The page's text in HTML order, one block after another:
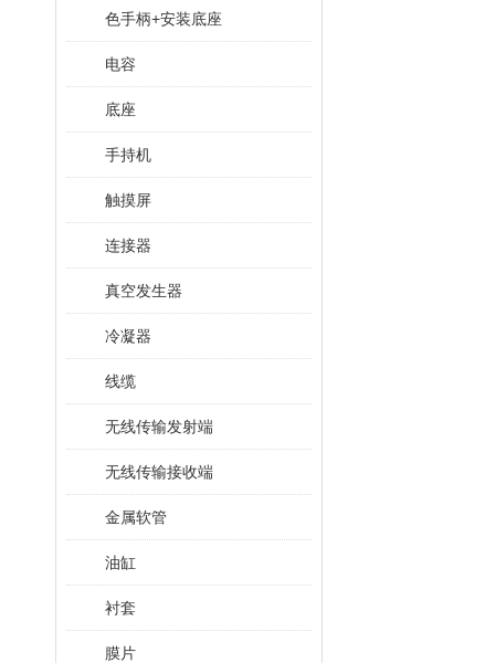
色手柄+安装底座
电容
底座
手持机
触摸屏
连接器
真空发生器
冷凝器
线缆
无线传输发射端
无线传输接收端
金属软管
油缸
衬套
膜片